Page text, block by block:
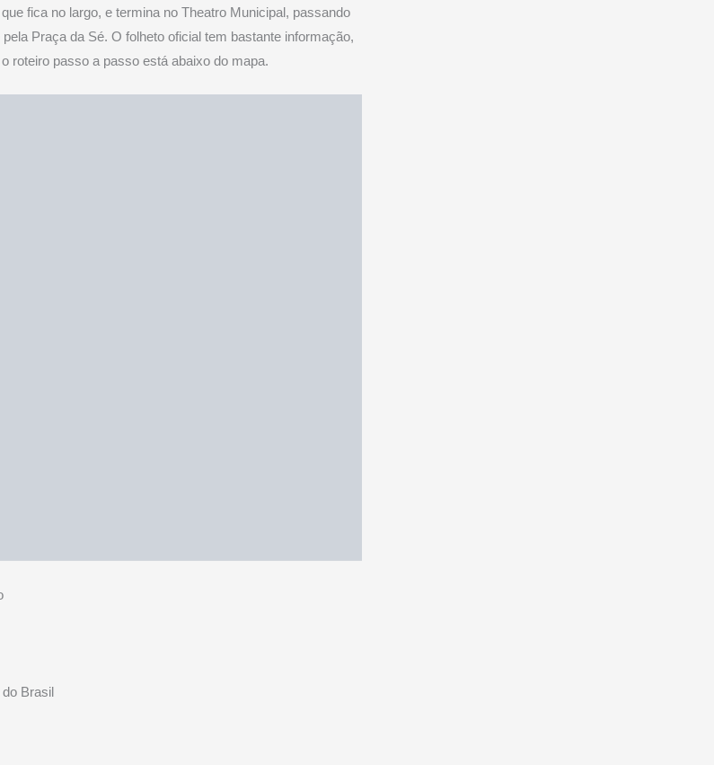
fica no largo, e termina no Theatro Municipal, passando
Praça da Sé. O folheto oficial tem bastante informação,
roteiro passo a passo está abaixo do mapa.
Brasil